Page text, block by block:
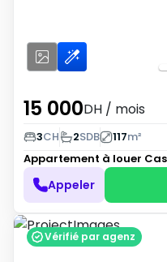
15 000DH / mois
3CH 2SDB 117m²
Appartement à louer
Appeler
Vérifié par agenz